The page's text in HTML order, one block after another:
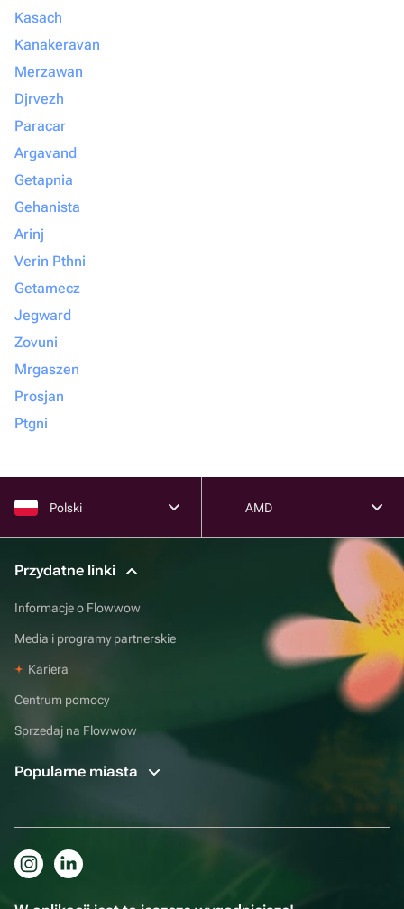
Kasach
Kanakeravan
Merzawan
Djrvezh
Paracar
Argavand
Getapnia
Gehanista
Arinj
Verin Pthni
Getamecz
Jegward
Zovuni
Mrgaszen
Prosjan
Ptgni
Polski AMD
Przydatne linki
Informacje o Flowwow
Media i programy partnerskie
Kariera
Centrum pomocy
Sprzedaj na Flowwow
Popularne miasta